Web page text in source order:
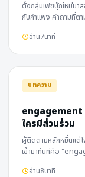
ตั้งกลุ่มเฟซบุ๊กใหม่มา
กับกำแพง คำถามที่ต
อ่าน7นาที
บทความ
engagement
ใครมีส่วนร่วม
ผู้ติดตามหลักหมื่นแต่
เข้ามาทันทีคือ
อ่าน8นาที